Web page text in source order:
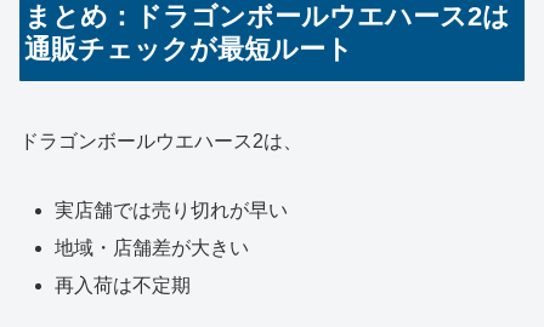
まとめ：ドラゴンボールウエハース2は
通販チェックが最短ルート
ドラゴンボールウエハース2は、
実店舗では売り切れが早い
地域・店舗差が大きい
再入荷は不定期